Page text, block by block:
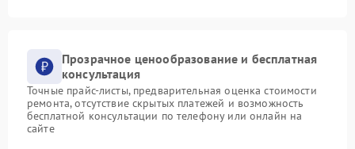
Прозрачное ценообразование и бесплатная
консультация
Точные прайс-листы, предварительная оценка стоимости
ремонта, отсутствие скрытых платежей и возможность
бесплатной консультации по телефону или онлайн на
сайте